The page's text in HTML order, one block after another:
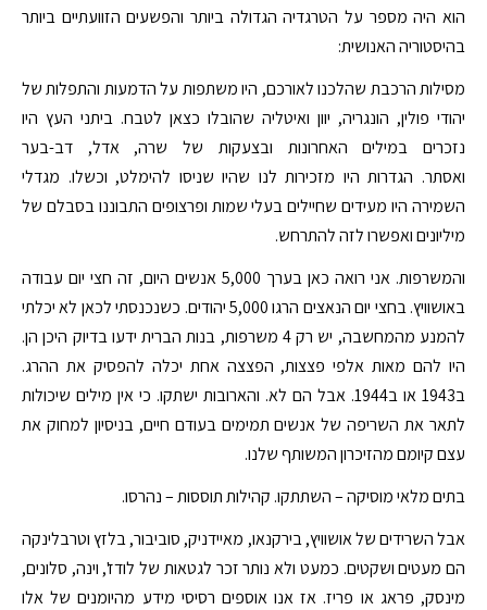
הוא היה מספר על הטרגדיה הגדולה ביותר והפשעים הזוועתיים ביותר
בהיסטוריה האנושית:
מסילות הרכבת שהלכנו לאורכם, היו משתפות על הדמעות והתפלות של
יהודי פולין, הונגריה, יוון ואיטליה שהובלו כצאן לטבח. ביתני העץ היו
נזכרים במילים האחרונות ובצעקות של שרה, אדל, דב-בער
ואסתר. הגדרות היו מזכירות לנו שהיו שניסו להימלט, וכשלו. מגדלי
השמירה היו מעידים שחיילים בעלי שמות ופרצופים התבוננו בסבלם של
מיליונים ואפשרו לזה להתרחש.
והמשרפות. אני רואה כאן בערך 5,000 אנשים היום, זה חצי יום עבודה
באושוויץ. בחצי יום הנאצים הרגו 5,000 יהודים. כשנכנסתי לכאן לא יכלתי
להמנע מהמחשבה, יש רק 4 משרפות, בנות הברית ידעו בדיוק היכן הן.
היו להם מאות אלפי פצצות, הפצצה אחת יכלה להפסיק את ההרג.
ב1943 או ב1944. אבל הם לא. והארובות ישתקו. כי אין מילים שיכולות
לתאר את השריפה של אנשים תמימים בעודם חיים, בניסיון למחוק את
עצם קיומם מהזיכרון המשותף שלנו.
בתים מלאי מוסיקה – השתתקו. קהילות תוססות – נהרסו.
אבל השרידים של אושוויץ, בירקנאו, מאיידניק, סוביבור, בלזץ וטרבלינקה
הם מעטים ושקטים. כמעט ולא נותר זכר לגטאות של לודז', וינה, סלונים,
מינסק, פראג או פריז. אז אנו אוספים רסיסי מידע מהיומנים של אלו